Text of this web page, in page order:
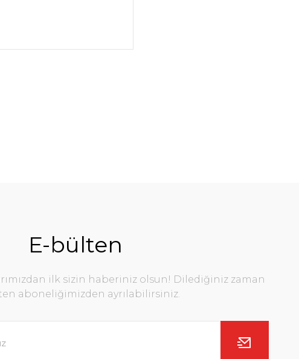
E-bülten
ilk sizin haberiniz olsun! Dilediğiniz zaman
aboneliğimizden ayrılabilirsiniz.